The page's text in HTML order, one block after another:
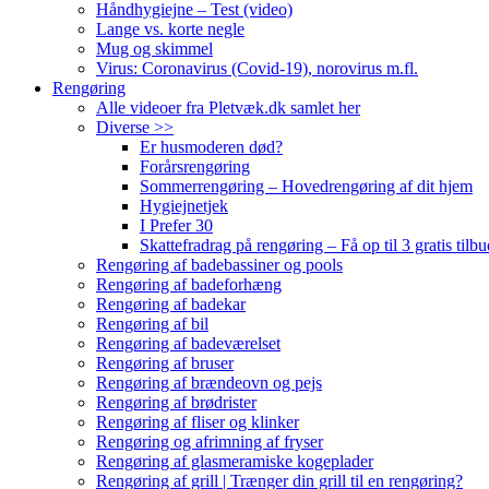
Håndhygiejne – Test (video)
Lange vs. korte negle
Mug og skimmel
Virus: Coronavirus (Covid-19), norovirus m.fl.
Rengøring
Alle videoer fra Pletvæk.dk samlet her
Diverse >>
Er husmoderen død?
Forårsrengøring
Sommerrengøring – Hovedrengøring af dit hjem
Hygiejnetjek
I Prefer 30
Skattefradrag på rengøring – Få op til 3 gratis
Rengøring af badebassiner og pools
Rengøring af badeforhæng
Rengøring af badekar
Rengøring af bil
Rengøring af badeværelset
Rengøring af bruser
Rengøring af brændeovn og pejs
Rengøring af brødrister
Rengøring af fliser og klinker
Rengøring og afrimning af fryser
Rengøring af glasmeramiske kogeplader
Rengøring af grill | Trænger din grill til en rengøring?